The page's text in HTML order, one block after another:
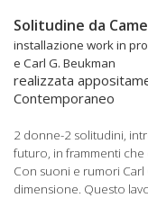
Solitudine da
installazione work in
e Carl G. Beukman
realizzata
Contemporaneo
2 donne-2 solitudini,
futuro, in frammenti
Con suoni e rumori
dimensione. Questo